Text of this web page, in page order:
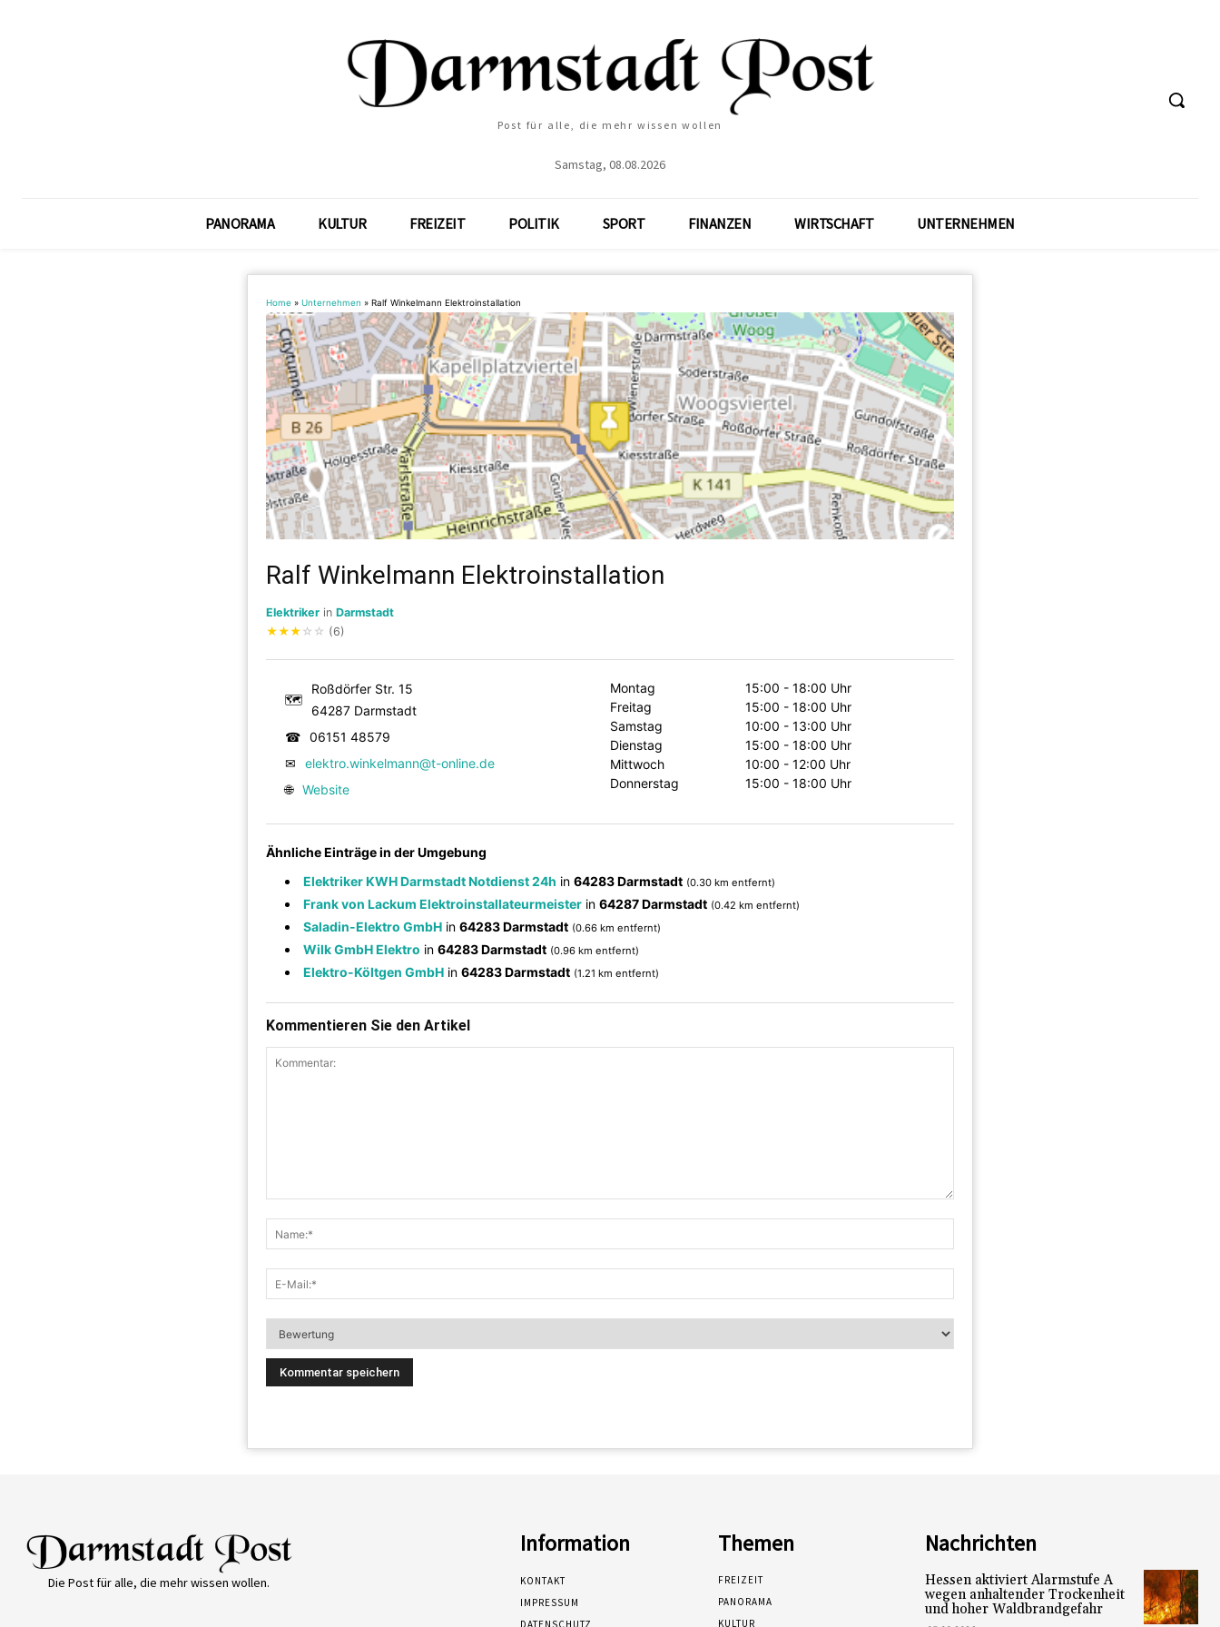
Post für alle, die mehr wissen wollen
Samstag, 08.08.2026
PANORAMA KULTUR FREIZEIT POLITIK SPORT FINANZEN WIRTSCHAFT UNTERNEHMEN
Home » Unternehmen » Ralf Winkelmann Elektroinstallation
Ralf Winkelmann Elektroinstallation
Elektriker in Darmstadt
★★★ ☆ ☆ (6)
🗺
Roßdörfer Str. 15
64287 Darmstadt
☎ 06151 48579
✉
elektro.winkelmann@t-online.de
🌐 Website
Montag
15:00 - 18:00 Uhr
Freitag
15:00 - 18:00 Uhr
Samstag
10:00 - 13:00 Uhr
Dienstag
15:00 - 18:00 Uhr
Mittwoch
10:00 - 12:00 Uhr
Donnerstag
15:00 - 18:00 Uhr
Ähnliche Einträge in der Umgebung
Elektriker KWH Darmstadt Notdienst 24h in 64283 Darmstadt (0.30 km entfernt)
Frank von Lackum Elektroinstallateurmeister in 64287 Darmstadt (0.42 km entfernt)
Saladin-Elektro GmbH in 64283 Darmstadt (0.66 km entfernt)
Wilk GmbH Elektro in 64283 Darmstadt (0.96 km entfernt)
Elektro-Költgen GmbH in 64283 Darmstadt (1.21 km entfernt)
Kommentieren Sie den Artikel
Die Post für alle, die mehr wissen wollen.
Information
KONTAKT
IMPRESSUM
DATENSCHUTZ
Themen
FREIZEIT
PANORAMA
KULTUR
Nachrichten
Hessen aktiviert Alarmstufe A
wegen anhaltender Trockenheit
und hoher Waldbrandgefahr